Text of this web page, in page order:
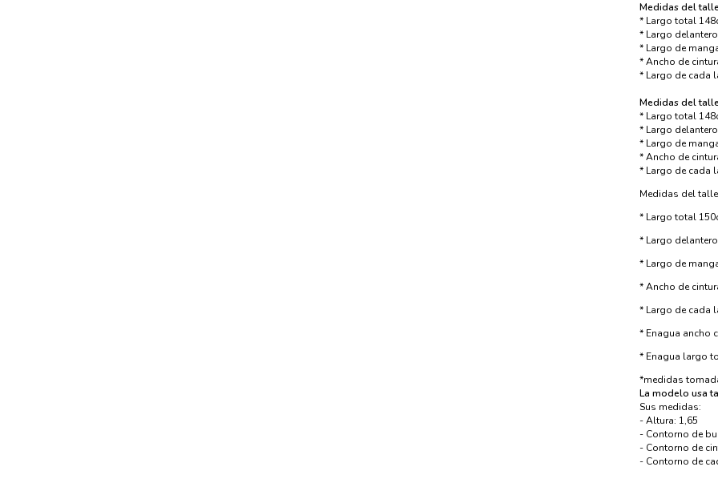
Medidas del
* Largo total
* Largo
* Largo de
* Ancho de
* Largo de cada
Medidas del
* Largo total
* Largo
* Largo de
* Ancho de
* Largo de cada
Medidas del talle
* Largo total
* Largo
* Largo de
* Ancho de
* Largo de cada
* Enagua ancho
* Enagua largo
*medidas
​La modelo usa
Sus medidas:
- Altura: 1,65
- Contorno de
- Contorno de
- Contorno de